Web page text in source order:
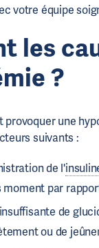
votre équipe
les
?
provoquer une
suivants :
de l'
moment par
de
ou de